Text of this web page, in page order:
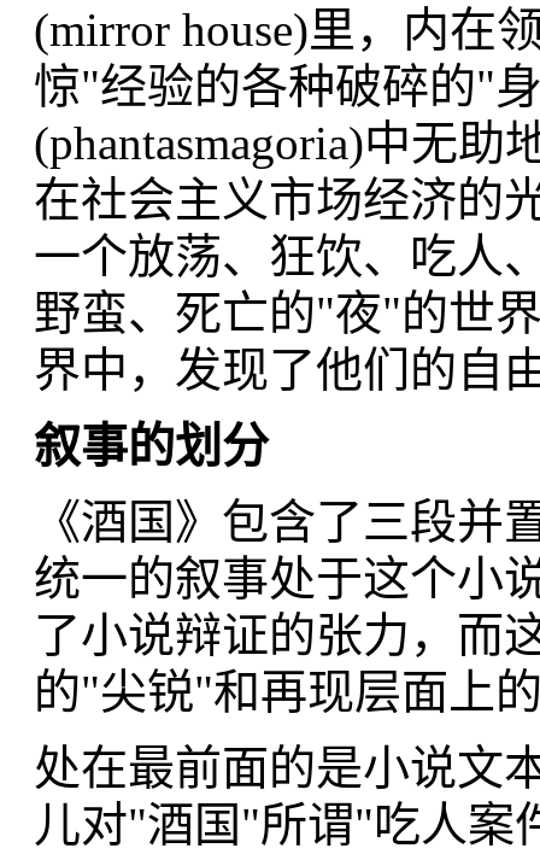
(mirror house)里，内在
惊"经验的各种破碎的"
(phantasmagoria)中无
在社会主义市场经济的
一个放荡、狂饮、吃人
野蛮、死亡的"夜"的世
界中，发现了他们的自
叙事的划分
《酒国》包含了三段并
统一的叙事处于这个小
了小说辩证的张力，而
的"尖锐"和再现层面上
处在最前面的是小说文
儿对"酒国"所谓"吃人案